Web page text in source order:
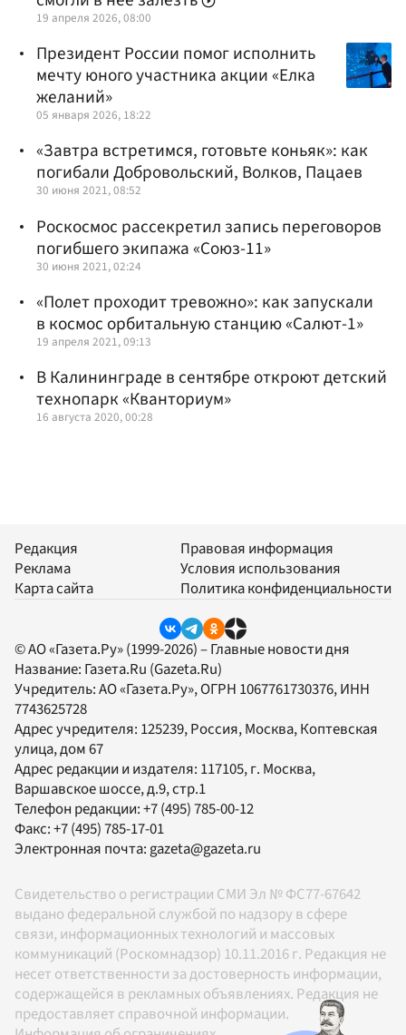
19 апреля 2026, 08:00
Президент России помог исполнить
мечту юного участника акции «Елка
желаний»
05 января 2026, 18:22
«Завтра встретимся, готовьте коньяк»: как
погибали Добровольский, Волков, Пацаев
30 июня 2021, 08:52
Роскосмос рассекретил запись переговоров
погибшего экипажа «Союз-11»
30 июня 2021, 02:24
«Полет проходит тревожно»: как запускали
в космос орбитальную станцию «Салют-1»
19 апреля 2021, 09:13
В Калининграде в сентябре откроют детский
технопарк «Кванториум»
16 августа 2020, 00:28
Редакция
Реклама
Карта сайта
Правовая информация
Условия использования
Политика конфиденциальности
© АО «Газета.Ру» (1999-2026) – Главные новости дня
Название: Газета.Ru (Gazeta.Ru)
Учредитель:АО «Газета.Ру», ОГРН 1067761730376, ИНН
7743625728
Адрес учредителя: 125239, Россия, Москва, Коптевская
улица, дом 67
Адрес редакции и издателя: 117105, г. Москва,
Варшавское шоссе, д.9, стр.1
Телефон редакции:+7 (495) 785-00-12
Факс:+7 (495) 785-17-01
Электронная почта: gazeta@gazeta.ru
Свидетельство о регистрации СМИ Эл № ФС77-67642
выдано федеральной службой по надзору в сфере
связи, информационных технологий и массовых
коммуникаций (Роскомнадзор) 10.11.2016 г. Редакция не
несет ответственности за достоверность информации,
содержащейся в рекламных объявлениях. Редакция не
предоставляет справочной информации.